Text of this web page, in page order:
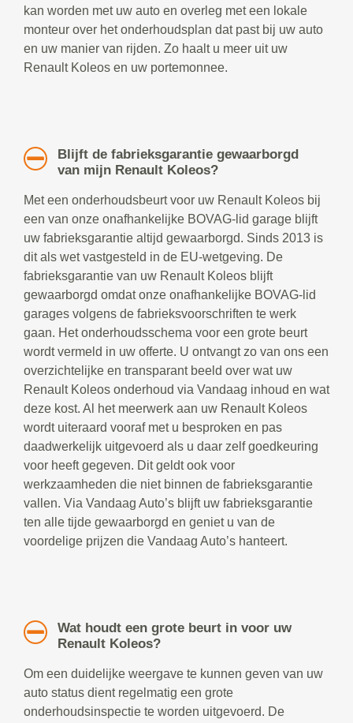
kan worden met uw auto en overleg met een lokale
monteur over het onderhoudsplan dat past bij uw auto
en uw manier van rijden. Zo haalt u meer uit uw
Renault Koleos en uw portemonnee.
Blijft de fabrieksgarantie gewaarborgd
van mijn Renault Koleos?
Met een onderhoudsbeurt voor uw Renault Koleos bij
een van onze onafhankelijke BOVAG-lid garage blijft
uw fabrieksgarantie altijd gewaarborgd. Sinds 2013 is
dit als wet vastgesteld in de EU-wetgeving. De
fabrieksgarantie van uw Renault Koleos blijft
gewaarborgd omdat onze onafhankelijke BOVAG-lid
garages volgens de fabrieksvoorschriften te werk
gaan. Het onderhoudsschema voor een grote beurt
wordt vermeld in uw offerte. U ontvangt zo van ons een
overzichtelijke en transparant beeld over wat uw
Renault Koleos onderhoud via Vandaag inhoud en wat
deze kost. Al het meerwerk aan uw Renault Koleos
wordt uiteraard vooraf met u besproken en pas
daadwerkelijk uitgevoerd als u daar zelf goedkeuring
voor heeft gegeven. Dit geldt ook voor
werkzaamheden die niet binnen de fabrieksgarantie
vallen. Via Vandaag Auto’s blijft uw fabrieksgarantie
ten alle tijde gewaarborgd en geniet u van de
voordelige prijzen die Vandaag Auto’s hanteert.
Wat houdt een grote beurt in voor uw
Renault Koleos?
Om een duidelijke weergave te kunnen geven van uw
auto status dient regelmatig een grote
onderhoudsinspectie te worden uitgevoerd. De